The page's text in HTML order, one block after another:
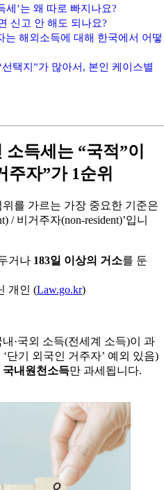
세’는 왜 따로 빠지나요?
신고 안 해도 되나요?
는 해외소득에 대해 한국에서 어떻
택지”가 많아서, 본인 케이스별
득세는 “국적”이
주자”가 1순위
를 가르는 가장 중요한 기준은
/ 비거주자(non-resident)’입니
거나 183일 이상의 거소를 둔
개인 (Law.go.kr)
·국외 소득(전세계 소득)이 과
단기 외국인 거주자’ 예외 있음)
국내원천소득만 과세됩니다.